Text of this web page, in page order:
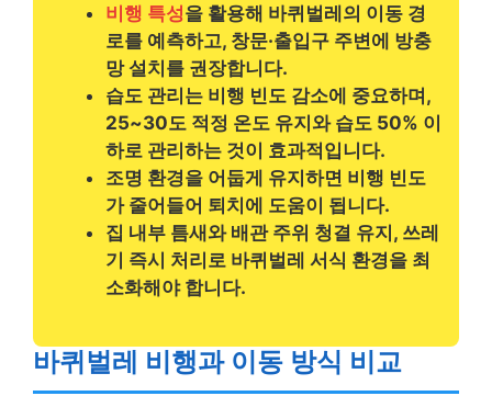
비행 특성을 활용해 바퀴벌레의 이동 경
로를 예측하고, 창문·출입구 주변에 방충
망 설치를 권장합니다.
습도 관리 는 비행 빈도 감소에 중요하며,
25~30도 적정 온도 유지와 습도 50% 이
하로 관리하는 것이 효과적입니다.
조명 환경을 어둡게 유지하면 비행 빈도
가 줄어들어 퇴치에 도움이 됩니다.
집 내부 틈새와 배관 주위 청결 유지, 쓰레
기 즉시 처리로 바퀴벌레 서식 환경을 최
소화해야 합니다.
바퀴벌레 비행과 이동 방식 비교